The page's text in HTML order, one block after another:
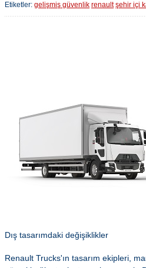
Etiketler: gelişmiş güvenlik renault şehir içi
Dış tasarımdaki değişiklikler
Renault Trucks'ın tasarım ekipleri,